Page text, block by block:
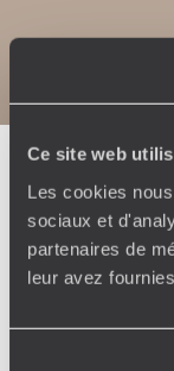
Ce site web
Les cookies
sociaux et
partenaires de
leur avez